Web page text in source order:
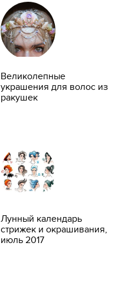
Великолепные
украшения для волос из
ракушек
Лунный календарь
стрижек и окрашивания,
июль 2017